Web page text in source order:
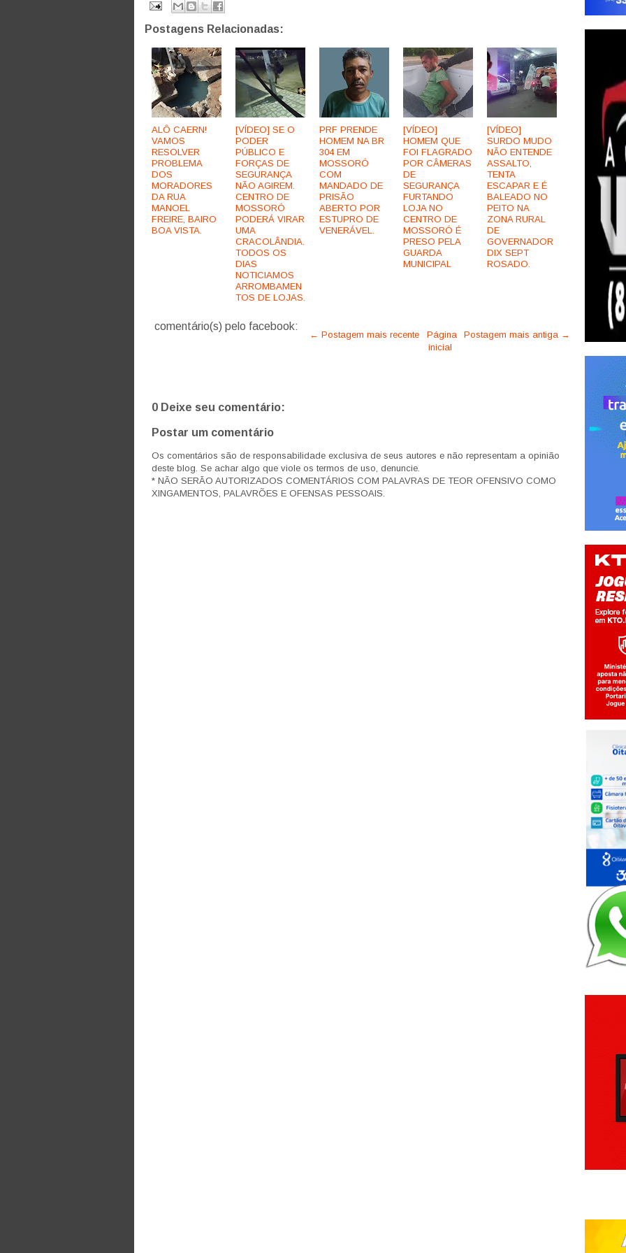
Postagens Relacionadas:
ALÔ CAERN!
VAMOS
RESOLVER
PROBLEMA
DOS
MORADORES
DA RUA
MANOEL
FREIRE, BAIRO
BOA VISTA.
[VÍDEO] SE O
PODER
PÚBLICO E
FORÇAS DE
SEGURANÇA
NÃO AGIREM.
CENTRO DE
MOSSORÓ
PODERÁ VIRAR
UMA
CRACOLÂNDIA.
TODOS OS
DIAS
NOTICIAMOS
ARROMBAMEN
TOS DE LOJAS.
PRF PRENDE
HOMEM NA BR
304 EM
MOSSORÓ
COM
MANDADO DE
PRISÃO
ABERTO POR
ESTUPRO DE
VENERÁVEL.
[VÍDEO]
HOMEM QUE
FOI FLAGRADO
POR CÂMERAS
DE
SEGURANÇA
FURTANDO
LOJA NO
CENTRO DE
MOSSORÓ É
PRESO PELA
GUARDA
MUNICIPAL
[VÍDEO]
SURDO MUDO
NÃO ENTENDE
ASSALTO,
TENTA
ESCAPAR E É
BALEADO NO
PEITO NA
ZONA RURAL
DE
GOVERNADOR
DIX SEPT
ROSADO.
comentário(s) pelo facebook:
← Postagem mais recente Postagem mais antiga →
Página
inicial
0 Deixe seu comentário:
Postar um comentário
Os comentários são de responsabilidade exclusiva de seus autores e não representam a opinião
deste blog. Se achar algo que viole os termos de uso, denuncie.
* NÃO SERÃO AUTORIZADOS COMENTÁRIOS COM PALAVRAS DE TEOR OFENSIVO COMO
XINGAMENTOS, PALAVRÕES E OFENSAS PESSOAIS.